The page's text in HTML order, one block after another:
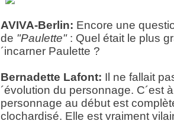
AVIVA-Berlin: Encore une
de "Paulette": Quel était le plus
´incarner Paulette ?
Bernadette Lafont: Il ne fallait
´évolution du personnage. C´est
personnage au début est
clochardisé. Elle est vraiment